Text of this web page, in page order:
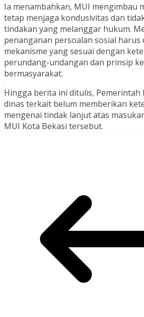
Ia menambahkan, MUI mengimbau
tetap menjaga kondusivitas dan
tindakan yang melanggar hukum.
penanganan persoalan sosial harus
mekanisme yang sesuai dengan
perundang-undangan dan prinsip
bermasyarakat.
Hingga berita ini ditulis, Pemerintah
dinas terkait belum memberikan
mengenai tindak lanjut atas
MUI Kota Bekasi tersebut.